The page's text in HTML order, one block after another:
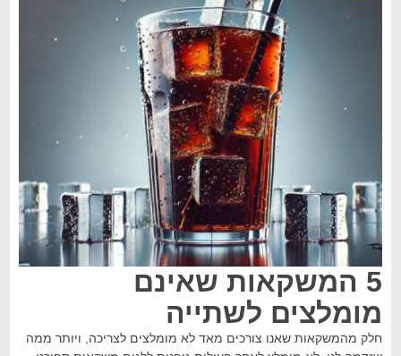
5 המשקאות שאינם
מומלצים לשתייה
חלק מהמשקאות שאנו צורכים מאד לא מומלצים לצריכה, ויותר ממה